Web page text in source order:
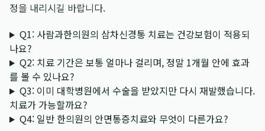
정을 내리시길 바랍니다.
Q1: 사람과한의원의 삼차신경통 치료는 건강보험이 적용되
나요?
Q2: 치료 기간은 보통 얼마나 걸리며, 정말 1개월 안에 효과
를 볼 수 있나요?
Q3: 이미 대학병원에서 수술을 받았지만 다시 재발했습니다.
치료가 가능할까요?
Q4: 일반 한의원의 안면통증치료와 무엇이 다른가요?